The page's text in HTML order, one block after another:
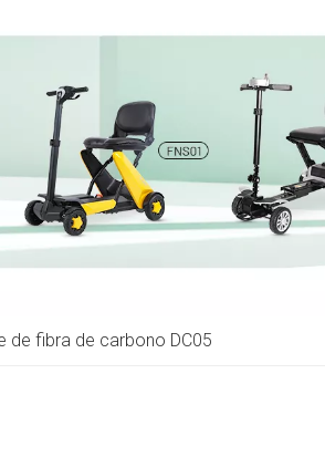
de fibra de carbono DC05